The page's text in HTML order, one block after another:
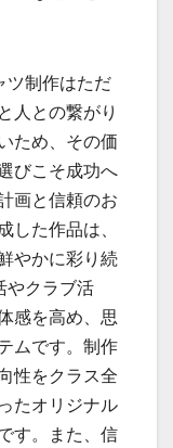
ツ制作はただ
人との繋がり
ため、その価
びこそ成功へ
画と信頼のお
した作品は、
やかに彩り続
やクラブ活
感を高め、思
ムです。制作
性をクラス全
たオリジナル
す。また、信